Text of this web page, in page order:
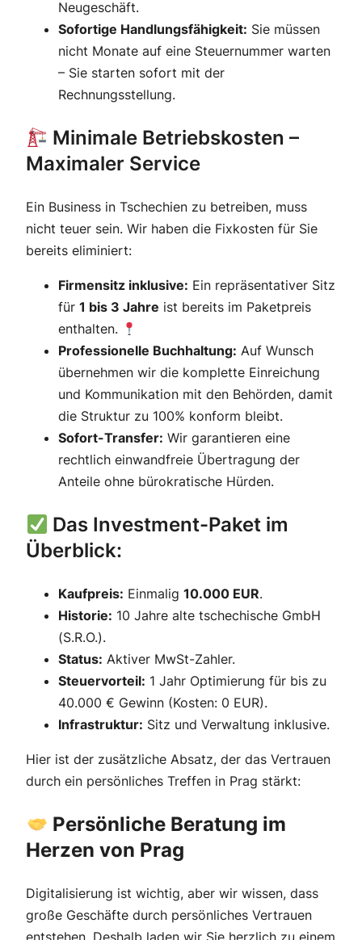
Neugeschäft.
Sofortige Handlungsfähigkeit: Sie müssen
nicht Monate auf eine Steuernummer warten
– Sie starten sofort mit der
Rechnungsstellung.
Minimale Betriebskosten –
Maximaler Service
Ein Business in Tschechien zu betreiben, muss
nicht teuer sein. Wir haben die Fixkosten für Sie
bereits eliminiert:
Firmensitz inklusive: Ein repräsentativer Sitz
für 1 bis 3 Jahre ist bereits im Paketpreis
enthalten.
Professionelle Buchhaltung: Auf Wunsch
übernehmen wir die komplette Einreichung
und Kommunikation mit den Behörden, damit
die Struktur zu 100% konform bleibt.
Sofort-Transfer: Wir garantieren eine
rechtlich einwandfreie Übertragung der
Anteile ohne bürokratische Hürden.
Das Investment-Paket im
Überblick:
Kaufpreis: Einmalig 10.000 EUR.
Historie: 10 Jahre alte tschechische GmbH
(S.R.O.).
Status: Aktiver MwSt-Zahler.
Steuervorteil: 1 Jahr Optimierung für bis zu
40.000 € Gewinn (Kosten: 0 EUR).
Infrastruktur: Sitz und Verwaltung inklusive.
Hier ist der zusätzliche Absatz, der das Vertrauen
durch ein persönliches Treffen in Prag stärkt:
Persönliche Beratung im
Herzen von Prag
Digitalisierung ist wichtig, aber wir wissen, dass
große Geschäfte durch persönliches Vertrauen